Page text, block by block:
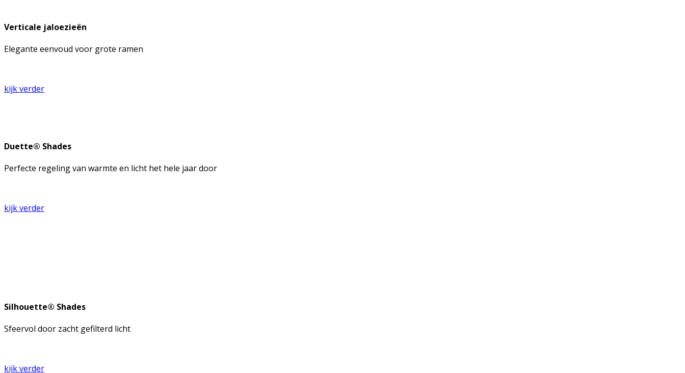
Verticale jaloezieën
Elegante eenvoud voor grote ramen
kijk verder
Duette® Shades
Perfecte regeling van warmte en licht het hele jaar door
kijk verder
Silhouette® Shades
Sfeervol door zacht gefilterd licht
kijk verder